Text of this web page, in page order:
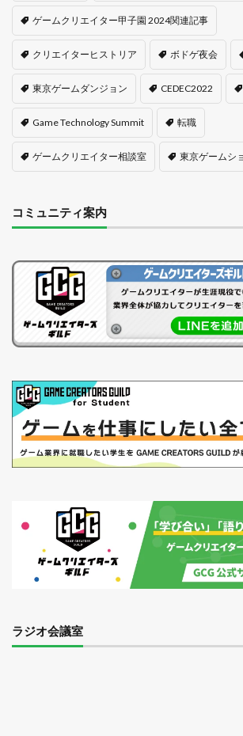
ゲームクリエイター甲子園 2024関連記事
クリエイターヒストリア ボドゲ夜会
東京ゲームダンジョン CEDEC2022
Game Technology Summit 転職
ゲームクリエイター相談室 東京ゲームシ
コミュニティ案内
ラジオ会議室